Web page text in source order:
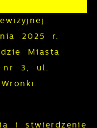
2025 r.
Miasta
nr 3, ul.
i stwierdzenie
ustawień
treści.
możemy
korzystania
poprzez
pliki